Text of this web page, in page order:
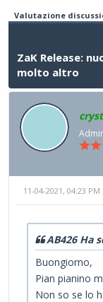
Valutazione
ZaK Release:
molto altro
11-04-2021, 04:23 PM
AB426 Ha
Buongiorno,
Pian pianino
Non so se lo